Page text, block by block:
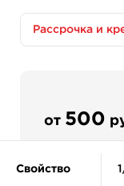
Рассрочка и
от 500
Свойство